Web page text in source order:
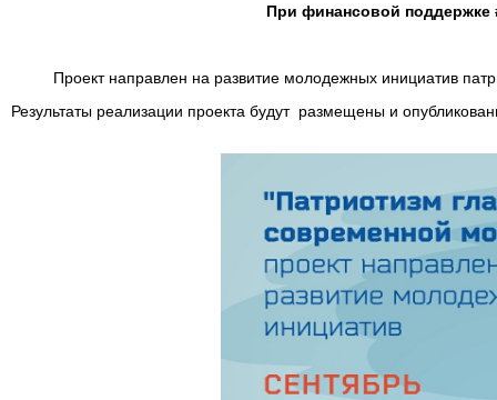
При финансовой поддержке
Проект направлен на развитие молодежных инициатив
Результаты реализации проекта будут размещены и